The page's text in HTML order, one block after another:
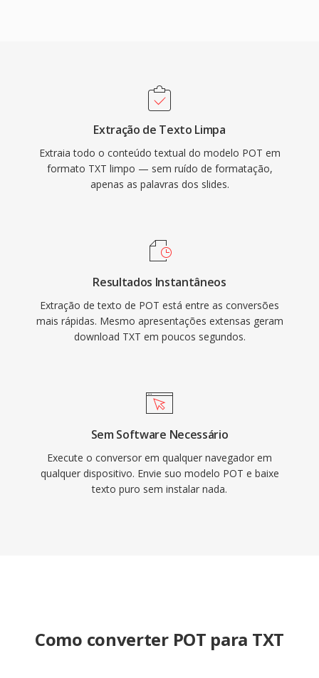
Extração de Texto Limpa
Extraia todo o conteúdo textual do modelo POT em
formato TXT limpo — sem ruído de formatação,
apenas as palavras dos slides.
Resultados Instantâneos
Extração de texto de POT está entre as conversões
mais rápidas. Mesmo apresentações extensas geram
download TXT em poucos segundos.
Sem Software Necessário
Execute o conversor em qualquer navegador em
qualquer dispositivo. Envie suo modelo POT e baixe
texto puro sem instalar nada.
Como converter POT para TXT